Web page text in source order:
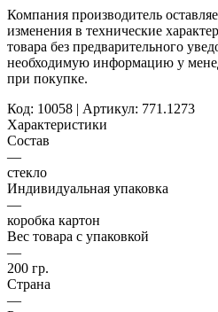
Компания производитель
изменения в технические
товара без предварительного
необходимую информацию у
при покупке.
Код: 10058 | Артикул: 771.1273
Характеристики
Состав
—
стекло
Индивидуальная упаковка
—
коробка картон
Вес товара с упаковкой
—
200 гр.
Страна
—